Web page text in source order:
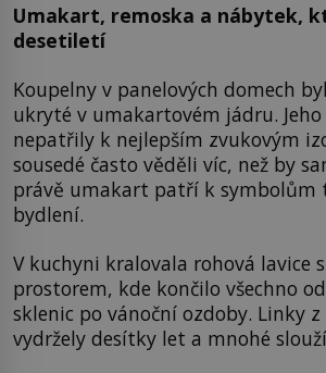
Umakart, remoska a nábytek,
desetiletí
Koupelny v panelových domech
ukryté v umakartovém jádru.
nepatřily k nejlepším zvukovým
sousedé často věděli víc, než by
právě umakart patří k symbolům
bydlení.
V kuchyni kralovala rohová lavice
prostorem, kde končilo všechno
sklenic po vánoční ozdoby. Linky
vydržely desítky let a mnohé